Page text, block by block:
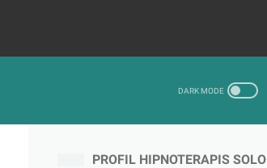
PROFIL HIPNOTERAPIS SOLO